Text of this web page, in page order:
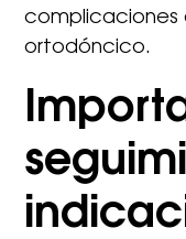
complicaciones
ortodóncico.